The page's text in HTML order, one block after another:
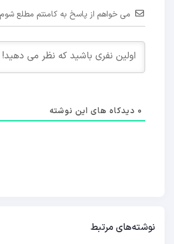
می خواهم از پاسخ به کامنتم مطلع شوم
0 دیدکاه های این نوشته
نوشته‌های مرتبط